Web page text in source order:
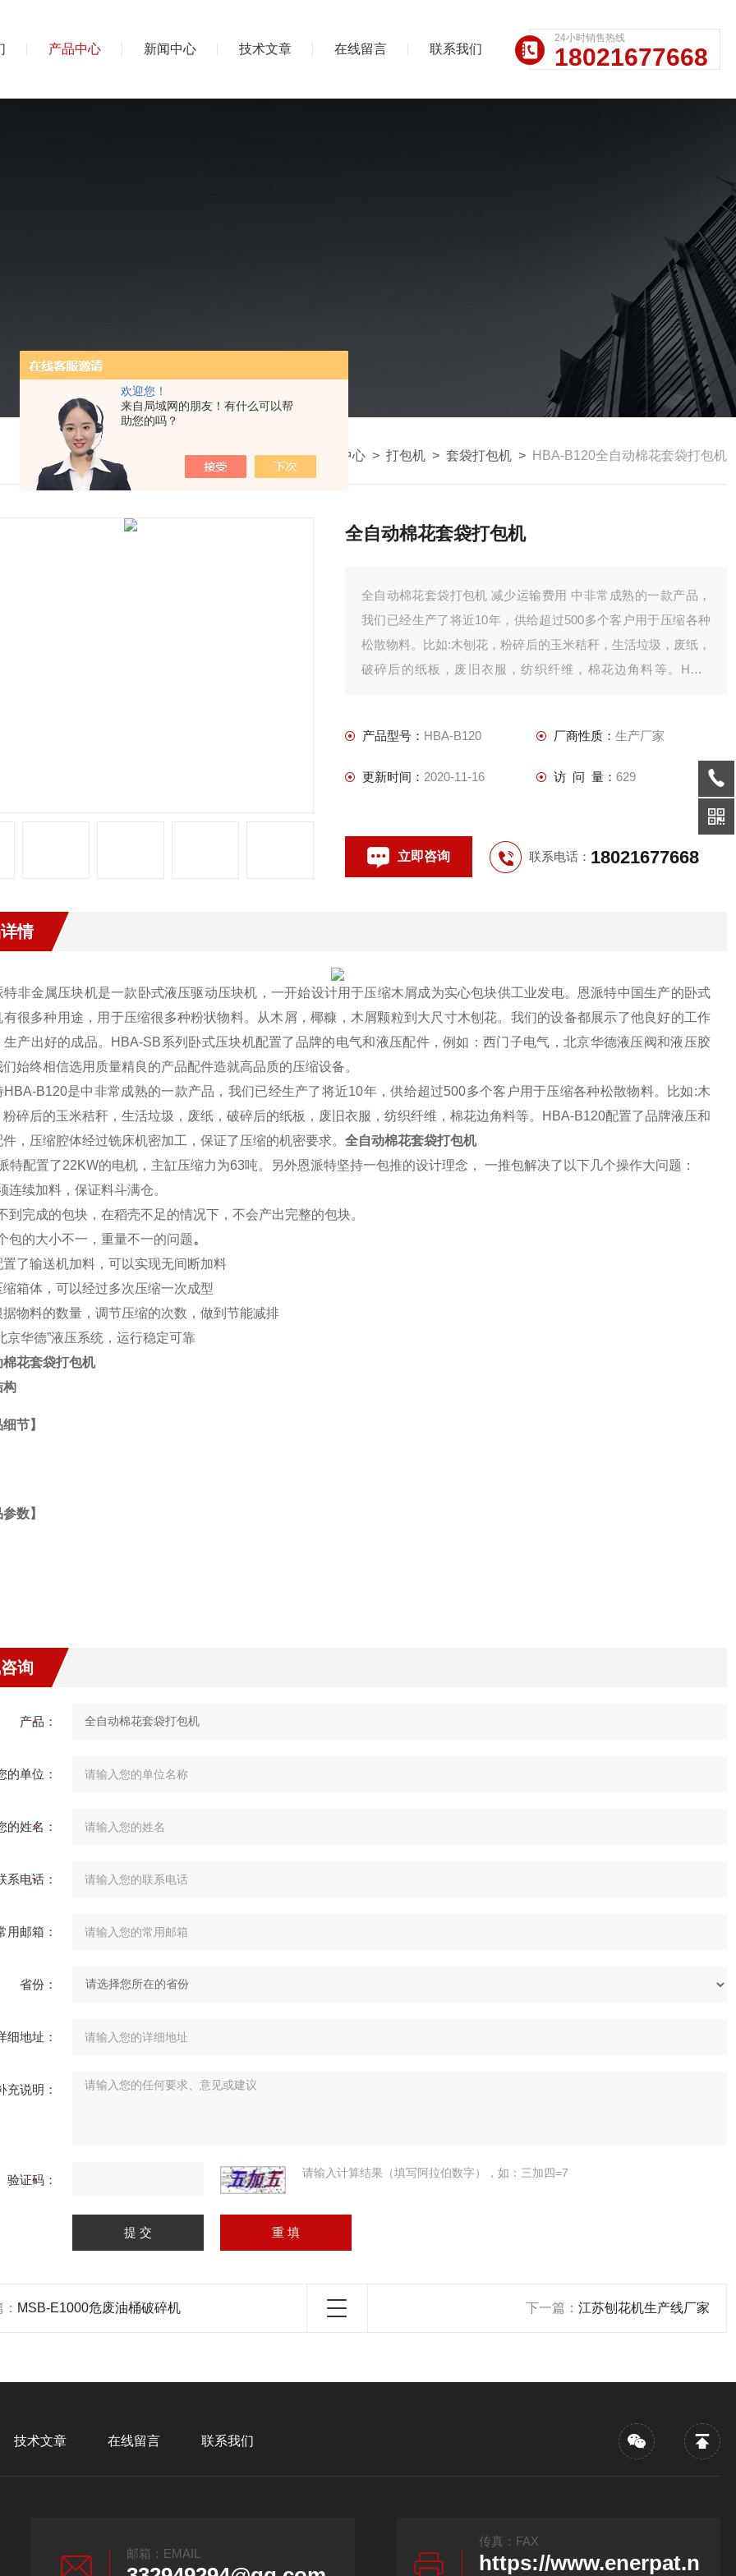
欢迎您！
来自局域网的朋友！有什么可以帮
助您的吗？
产品中心 新闻中心 技术文章 在线留言 联系我们
24小时销售热线
18021677668
我的位置：首页>产品中心 > 打包机 > 套袋打包机 > HBA-B120全自动棉花套袋打包机
全自动棉花套袋打包机
全自动棉花套袋打包机 减少运输费用 中非常成熟的一款产品，
我们已经生产了将近10年，供给超过500多个客户用于压缩各种
松散物料。比如:木刨花，粉碎后的玉米秸秆，生活垃圾，废纸，
破碎后的纸板，废旧衣服，纺织纤维，棉花边角料等。HBA-
产品型号： HBA-B120 厂商性质： 生产厂家
更新时间： 2020-11-16 访 问 量： 629
立即咨询 联系电话： 18021677668
情
特非金属压块机是一款卧式液压驱动压块机，一开始设计用于压缩木屑成为实心包块供工业发电。恩派特中国生产的卧式
有很多种用途，用于压缩很多种粉状物料。从木屑，椰糠，木屑颗粒到大尺寸木刨花。我们的设备都展示了他良好的工作
生产出好的成品。HBA-SB系列卧式压块机配置了品牌的电气和液压配件，例如：西门子电气，北京华德液压阀和液压胶
始终相信选用质量精良的产品配件造就高品质的压缩设备。
HBA-B120是中非常成熟的一款产品，我们已经生产了将近10年，供给超过500多个客户用于压缩各种松散物料。比如:木
粉碎后的玉米秸秆，生活垃圾，废纸，破碎后的纸板，废旧衣服，纺织纤维，棉花边角料等。HBA-B120配置了品牌液压和
，压缩腔体经过铣床机密加工，保证了压缩的机密要求。 全自动棉花套袋打包机
特配置了22KW的电机，主缸压缩力为63吨。另外恩派特坚持一包推的设计理念， 一推包解决了以下几个操作大问题：
连续加料，保证料斗满仓。
到完成的包块，在稻壳不足的情况下，不会产出完整的包块。
包的大小不一，重量不一的问题。
置了输送机加料，可以实现无间断加料
缩箱体，可以经过多次压缩一次成型
据物料的数量，调节压缩的次数，做到节能减排
京华德”液压系统，运行稳定可靠
棉花套袋打包机
构
节】
数】
询
产品：
的单位：
的姓名：
系电话：
用邮箱：
省份：
细地址：
充说明：
验证码： 请输入计算结果（填写阿拉伯数字），如：三加四=7
MSB-E1000危废油桶破碎机 下一篇： 江苏刨花机生产线厂家
技术文章 在线留言 联系我们
邮箱：EMAIL
传真：FAX
https://www.enerpat.n